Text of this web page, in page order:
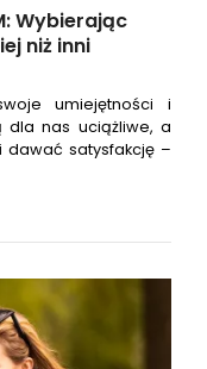
Wybierając
niż inni
umiejętności i
dla nas uciążliwe, a
dawać satysfakcję –